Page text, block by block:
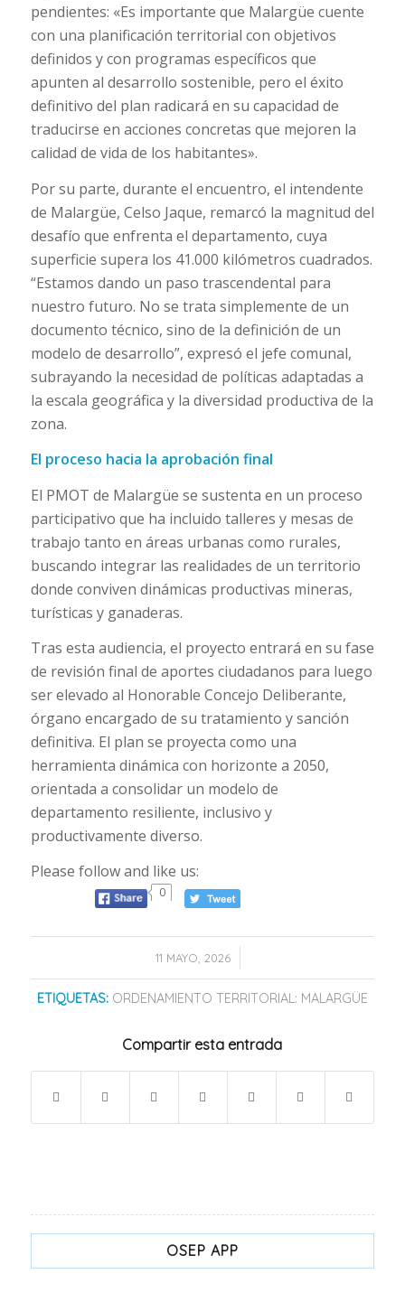
pendientes: «Es importante que Malargüe cuente
con una planificación territorial con objetivos
definidos y con programas específicos que
apunten al desarrollo sostenible, pero el éxito
definitivo del plan radicará en su capacidad de
traducirse en acciones concretas que mejoren la
calidad de vida de los habitantes».
Por su parte, durante el encuentro, el intendente
de Malargüe, Celso Jaque, remarcó la magnitud del
desafío que enfrenta el departamento, cuya
superficie supera los 41.000 kilómetros cuadrados.
“Estamos dando un paso trascendental para
nuestro futuro. No se trata simplemente de un
documento técnico, sino de la definición de un
modelo de desarrollo”, expresó el jefe comunal,
subrayando la necesidad de políticas adaptadas a
la escala geográfica y la diversidad productiva de la
zona.
El proceso hacia la aprobación final
El PMOT de Malargüe se sustenta en un proceso
participativo que ha incluido talleres y mesas de
trabajo tanto en áreas urbanas como rurales,
buscando integrar las realidades de un territorio
donde conviven dinámicas productivas mineras,
turísticas y ganaderas.
Tras esta audiencia, el proyecto entrará en su fase
de revisión final de aportes ciudadanos para luego
ser elevado al Honorable Concejo Deliberante,
órgano encargado de su tratamiento y sanción
definitiva. El plan se proyecta como una
herramienta dinámica con horizonte a 2050,
orientada a consolidar un modelo de
departamento resiliente, inclusivo y
productivamente diverso.
Please follow and like us:
0
11 MAYO, 2026
/
ETIQUETAS: ORDENAMIENTO TERRITORIAL: MALARGÜE
Compartir esta entrada
OSEP APP